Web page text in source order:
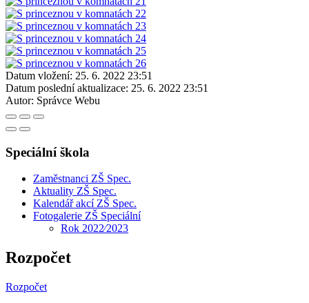
Datum vložení: 25. 6. 2022 23:51
Datum poslední aktualizace: 25. 6. 2022 23:51
Autor: Správce Webu
Speciální škola
Zaměstnanci ZŠ Spec.
Aktuality ZŠ Spec.
Kalendář akcí ZŠ Spec.
Fotogalerie ZŠ Speciální
Rok 2022⁄2023
Rozpočet
Rozpočet